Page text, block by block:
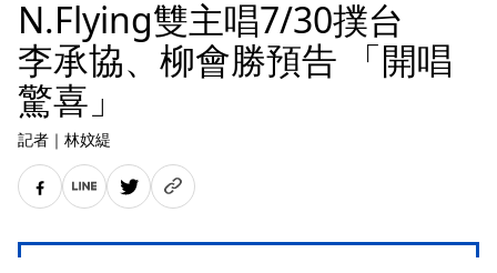
N.Flying雙主唱7/30撲台
李承協、柳會勝預告 「開唱
驚喜」
記者 ｜ 林妏緹